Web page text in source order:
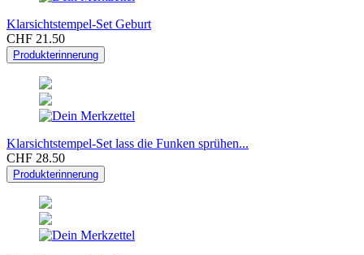
Klarsichtstempel-Set Geburt
CHF 21.50
Produkterinnerung
Klarsichtstempel-Set lass die Funken sprühen...
CHF 28.50
Produkterinnerung